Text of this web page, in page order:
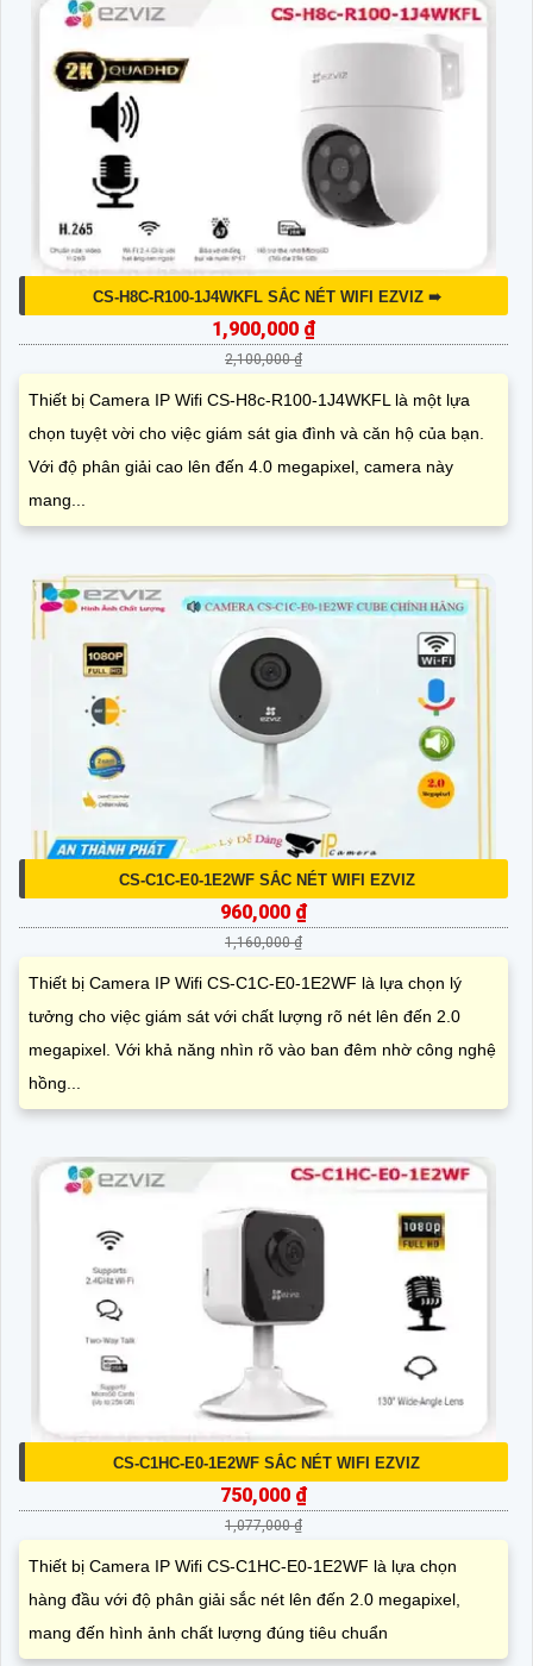
CS-H8C-R100-1J4WKFL SẮC NÉT WIFI EZVIZ ➠
1,900,000 ₫
2,100,000 ₫
Thiết bị Camera IP Wifi CS-H8c-R100-1J4WKFL là một lựa
chọn tuyệt vời cho việc giám sát gia đình và căn hộ của bạn.
Với độ phân giải cao lên đến 4.0 megapixel, camera này
mang...
CS-C1C-E0-1E2WF SẮC NÉT WIFI EZVIZ
960,000 ₫
1,160,000 ₫
Thiết bị Camera IP Wifi CS-C1C-E0-1E2WF là lựa chọn lý
tưởng cho việc giám sát với chất lượng rõ nét lên đến 2.0
megapixel. Với khả năng nhìn rõ vào ban đêm nhờ công nghệ
hồng...
CS-C1HC-E0-1E2WF SẮC NÉT WIFI EZVIZ
750,000 ₫
1,077,000 ₫
Thiết bị Camera IP Wifi CS-C1HC-E0-1E2WF là lựa chọn
hàng đầu với độ phân giải sắc nét lên đến 2.0 megapixel,
mang đến hình ảnh chất lượng đúng tiêu chuẩn